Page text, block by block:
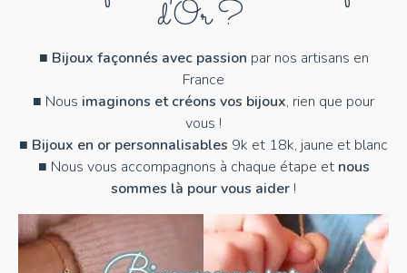
d'Or ?
■ Bijoux façonnés avec passion par nos artisans en
France
■ Nous imaginons et créons vos bijoux, rien que pour
vous !
■ Bijoux en or personnalisables 9k et 18k, jaune et blanc
■ Nous vous accompagnons à chaque étape et nous
sommes là pour vous aider !